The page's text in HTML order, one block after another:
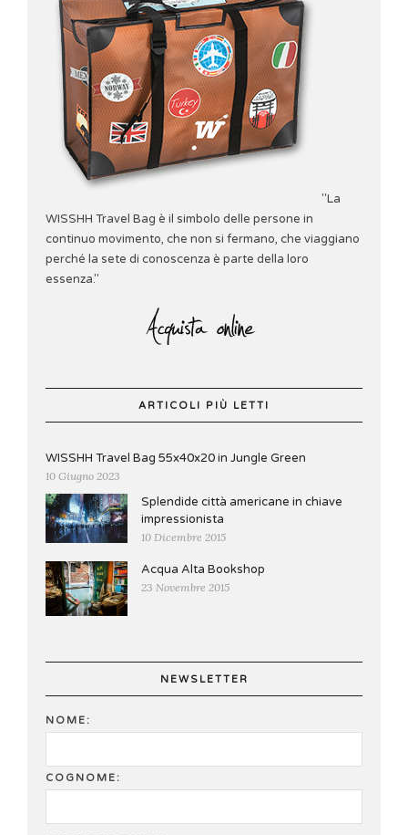
"La
WISSHH Travel Bag è il simbolo delle persone in
continuo movimento, che non si fermano, che viaggiano
perché la sete di conoscenza è parte della loro
essenza."
ARTICOLI PIÙ LETTI
WISSHH Travel Bag 55x40x20 in Jungle Green
10 Giugno 2023
Splendide città americane in chiave
impressionista
10 Dicembre 2015
Acqua Alta Bookshop
23 Novembre 2015
NEWSLETTER
NOME:
COGNOME: